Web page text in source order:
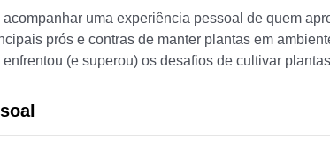
uma experiência pessoal de quem
prós e contras de manter plantas em
(e superou) os desafios de cultivar